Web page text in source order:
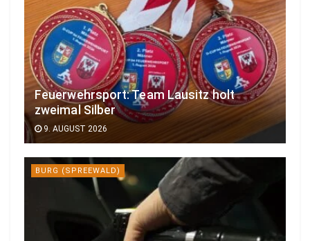
Feuerwehrsport: Team Lausitz holt
zweimal Silber
9. AUGUST 2026
BURG (SPREEWALD)